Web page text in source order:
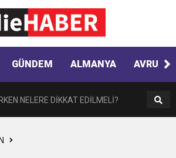
GÜNDEM ALMANYA AVRUPA
FE Amerika’da en iyi SUV
NELERE DİKKAT EDİLMELİ?
VE GAYE DONAY ZAFER İŞARETİ
seviyesi yeşil çaydan